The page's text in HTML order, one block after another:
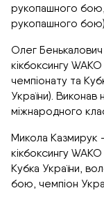
рукопашного бою,
рукопашного
Олег
кікбоксингу
чемпіонату та
України).
міжнародного
Микола Казмирук
кікбоксингу
Кубка України,
бою, чемпіон